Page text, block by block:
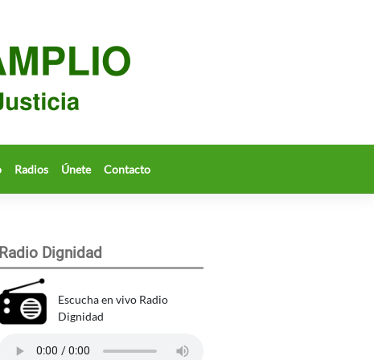
Radios Únete Contacto
Radio Dignidad
Escucha en vivo Radio
Dignidad